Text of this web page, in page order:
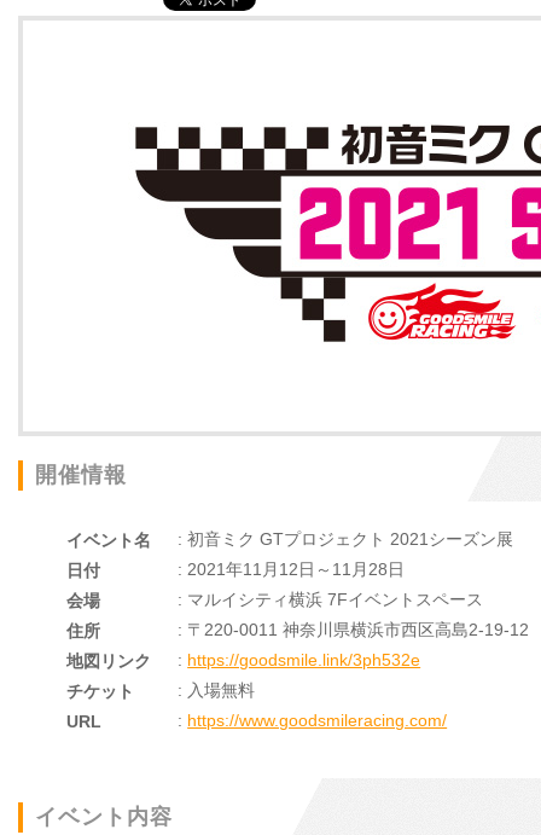
開催情報
イベント名
: 初音ミク GTプロジェクト 2021シーズン展
日付
: 2021年11月12日～11月28日
会場
: マルイシティ横浜 7Fイベントスペース
住所
: 〒220-0011 神奈川県横浜市西区高島2-19-12
地図リンク
: https://goodsmile.link/3ph532e
チケット
: 入場無料
URL
: https://www.goodsmileracing.com/
イベント内容